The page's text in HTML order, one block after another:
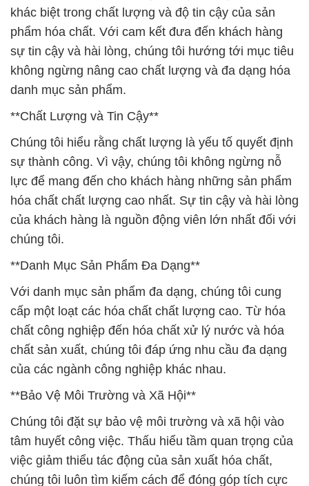
lực để mang đến cho khách hàng những sản phẩm
hóa chất chất lượng cao nhất. Sự tin cậy và hài lòng
của khách hàng là nguồn động viên lớn nhất đối với
chúng tôi.
**Danh Mục Sản Phẩm Đa Dạng**
Với danh mục sản phẩm đa dạng, chúng tôi cung
cấp một loạt các hóa chất chất lượng cao. Từ hóa
chất công nghiệp đến hóa chất xử lý nước và hóa
chất sản xuất, chúng tôi đáp ứng nhu cầu đa dạng
của các ngành công nghiệp khác nhau.
**Bảo Vệ Môi Trường và Xã Hội**
tâm huyết công việc. Thấu hiểu tầm quan trọng của
việc giảm thiểu tác động của sản xuất hóa chất,
chúng tôi luôn tìm kiếm cách để đóng góp tích cực
cho sự phát triển bền vững.
**Nghiên Cứu và Phát Triển**
nền tảng quan trọng của chúng tôi. Hệ thống kiểm
soát chất lượng chặt chẽ đảm bảo rằng mỗi sản
phẩm đều đáp ứng những yêu cầu khắt khe nhất từ
phía khách hàng.